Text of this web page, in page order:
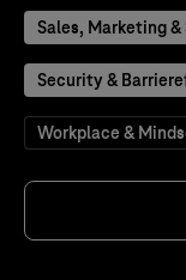
Sales, Marketing &
Security &
Workplace &